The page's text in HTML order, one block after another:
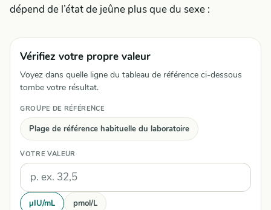
dépend de l’état de jeûne plus que du sexe :
Vérifiez votre propre valeur
Voyez dans quelle ligne du tableau de référence ci-dessous
tombe votre résultat.
GROUPE DE RÉFÉRENCE
Plage de référence habituelle du laboratoire
VOTRE VALEUR
Unités
µIU/mL pmol/L